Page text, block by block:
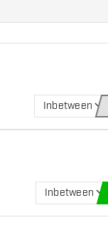
Inbetween
Inbetween